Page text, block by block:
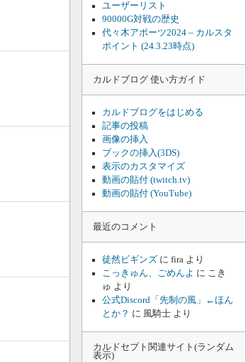
ユーザーリスト
90000G対戦の歴史
代々木アポーツ2024 – カルスタ
ポイント (24.3.23時点)
カルドブログ 使い方ガイド
カルドブログをはじめる
記事の投稿
画像の挿入
ブックの挿入(3DS)
表示のカスタマイズ
動画の貼付 (twitch.tv)
動画の貼付 (YouTube)
最近のコメント
徒然ビギンズ に fira より
こっきゅん、ごめんよ に こき
ゅ より
公式Discord「先制の風」←ほん
とか？ に 風騎士 より
カルドセプト関連サイト(ランダム
表示)